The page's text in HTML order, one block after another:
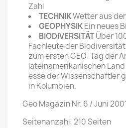
Zahl
TECHNIKWetter aus
GEOPHYSIKEin neues
BIODIVERSITÄTÜber
Fachleute der
zum ersten GEO-Tag der
lateinamerikanischen
esse der Wissenschaft­ler
in Kolumbien.
Geo Magazin Nr. 6 / Juni
Seitenanzahl: 210 Seiten